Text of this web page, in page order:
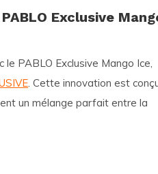
Exclusive
le PABLO Exclusive Mango Ice
. Cette innovation est
un mélange parfait entre la